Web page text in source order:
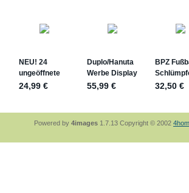
jan-lukas:
geschrieben am: 29. 4. 2026 -
https://www.ferrero-
stimmt, jetzt fällt es mir auch ein
*Bussi*
geschrieben am: 28. 4.
So habe ich das in Erinnerung ... oder?
jan-lukas:geschrieben am: 28. 4. 2026 -
Powered by 4images 1.7.13 Copyright © 2002